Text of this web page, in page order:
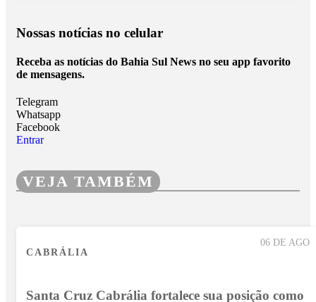
Nossas notícias no celular
Receba as notícias do Bahia Sul News no seu app favorito
de mensagens.
Telegram
Whatsapp
Facebook
Entrar
VEJA TAMBÉM
06 DE AGO
CABRÁLIA
Santa Cruz Cabrália fortalece sua posição como